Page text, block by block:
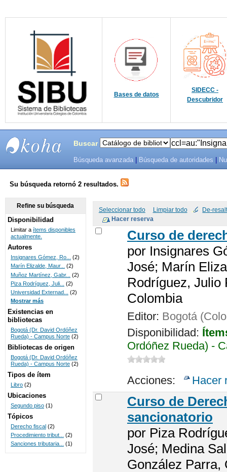
Bases de datos
SIDECC -
Descubridor
SISTEMAS
DE
BIBLIOTECAS
UNICOC
Buscar
Búsqueda avanzada Búsqueda de autoridades
Su búsqueda retornó 2 resultados.
Seleccionar todo Limpiar todo De-
Curso de
por Insignares
José; Marín
Rodríguez, Julio
Colombia
Editor: Bogotá
Disponibilidad:
Ordóñez Rueda) -
Acciones: Hacer
Curso de
sancionatorio
por Piza
José; Medina
González Parra,
Refine su búsqueda
Disponibilidad
Limitar a ítems disponibles
actualmente.
Autores
Insignares Gómez, Ro...
(2)
Marín Elizalde, Maur... (2)
Muñoz Martínez, Gabr...
(2)
Piza Rodríguez, Juli...
(2)
Universidad Externad...
(2)
Mostrar más
Existencias en
bibliotecas
Bogotá (Dr. David Ordóñez
Rueda) - Campus Norte (2)
Bibliotecas de origen
Bogotá (Dr. David Ordóñez
Rueda) - Campus Norte (2)
Tipos de ítem
Libro (2)
Ubicaciones
Segundo piso (1)
Tópicos
Derecho fiscal (2)
Procedimiento tribut...
(2)
Sanciones tributaria... (1)